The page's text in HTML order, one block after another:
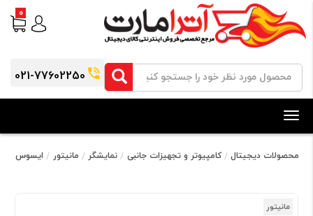
021-77602250
0
Toggle
navigation
محصولات دیجیتال کامپیوتر و تجهیزات جانبی نمایشگر مانیتور ایسوس
مانیتور